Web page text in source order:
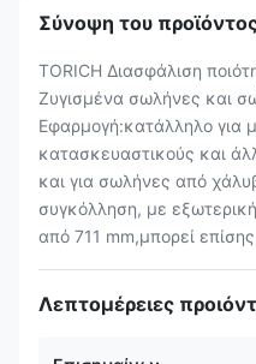
Σύνοψη του
TORICH Διασφάλιση
Ζυγισμένα σωλήνες και
Εφαρμογή:κατάλληλο για
κατασκευαστικούς και
και για σωλήνες από
συγκόλληση, με
από 711 mm,μπορεί
Λεπτομέρειες